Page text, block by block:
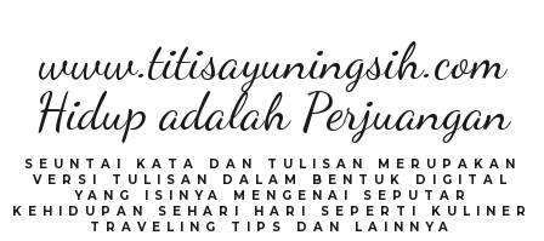
www.titisayuningsih.com
Hidup adalah Perjuangan
SEUNTAI KATA DAN TULISAN MERUPAKAN
VERSI TULISAN DALAM BENTUK DIGITAL
YANG ISINYA MENGENAI SEPUTAR
KEHIDUPAN SEHARI HARI SEPERTI KULINER
TRAVELING TIPS DAN LAINNYA